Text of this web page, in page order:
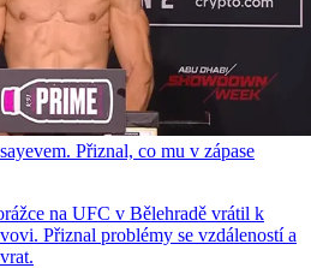
Přiznal, co mu v zápase
na UFC v Bělehradě vrátil k
Přiznal problémy se vzdáleností a